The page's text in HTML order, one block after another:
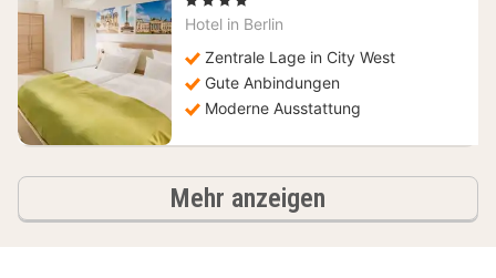
€
Hotel in Berlin
Zentrale Lage in City West
Gute Anbindungen
Moderne Ausstattung
Mehr anzeigen